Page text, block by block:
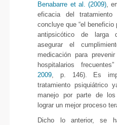
Benabarre et al. (2009),
eficacia del
concluye que “el
antipsicótico de larga
asegurar el
medicación para
hospitalarios
2009, p. 146). Es
tratamiento psiquiátrico
manejo por parte de
lograr un mejor proceso
Dicho lo anterior, se